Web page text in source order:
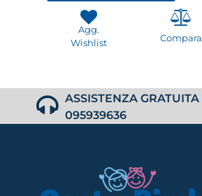
Agg.
Wishlist
Compara
ASSISTENZA GRATUITA
095939636